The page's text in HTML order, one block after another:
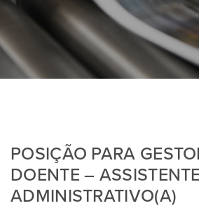
POSIÇÃO PARA
DOENTE – ASSISTENTE
ADMINISTRATIVO(A)